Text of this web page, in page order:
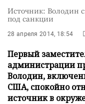
Источник: Володин
под санкции
28 апреля 2014, 18:54
Первый
администрации
Володин,
США, спокойно
источник в